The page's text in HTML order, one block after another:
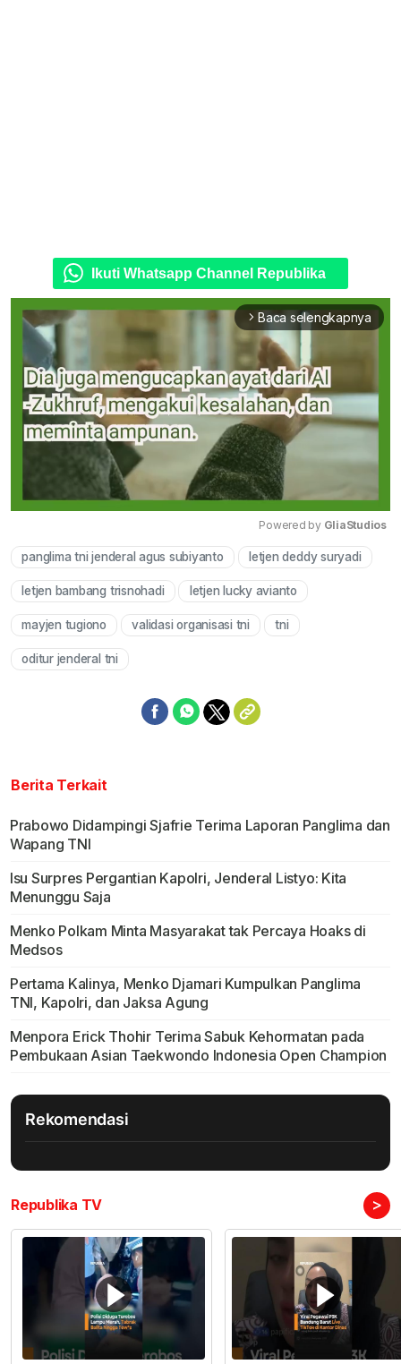
Ikuti Whatsapp Channel Republika
arrow_forward_ios Baca selengkapnya
Mute
Powered by GliaStudios
panglima tni jenderal agus subiyanto letjen deddy suryadi
letjen bambang trisnohadi letjen lucky avianto
mayjen tugiono validasi organisasi tni tni
oditur jenderal tni
Berita Terkait
Prabowo Didampingi Sjafrie Terima Laporan Panglima dan
Wapang TNI
Isu Surpres Pergantian Kapolri, Jenderal Listyo: Kita
Menunggu Saja
Menko Polkam Minta Masyarakat tak Percaya Hoaks di
Medsos
Pertama Kalinya, Menko Djamari Kumpulkan Panglima
TNI, Kapolri, dan Jaksa Agung
Menpora Erick Thohir Terima Sabuk Kehormatan pada
Pembukaan Asian Taekwondo Indonesia Open Champion
Rekomendasi
Republika TV >